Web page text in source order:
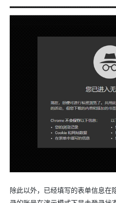
除此以外，已经填写的表单信息在